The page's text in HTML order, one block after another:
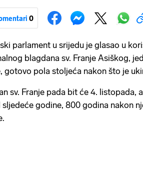
0
parlament u srijedu je glasao u
blagdana sv. Franje Asiškog,
gotovo pola stoljeća nakon što je
sv. Franje pada bit će 4. listopada,
godine, 800 godina nakon